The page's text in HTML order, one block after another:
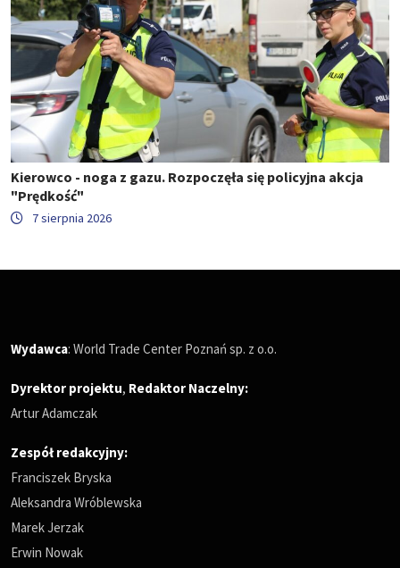
Kierowco - noga z gazu. Rozpoczęła się policyjna akcja
"Prędkość"
7 sierpnia 2026
Wydawca: World Trade Center Poznań sp. z o.o.
Dyrektor projektu, Redaktor Naczelny:
Artur Adamczak
Zespół redakcyjny:
Franciszek Bryska
Aleksandra Wróblewska
Marek Jerzak
Erwin Nowak